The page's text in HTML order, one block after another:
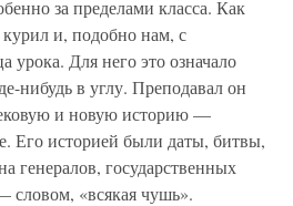
за пределами класса. Как
и, подобно нам, с
урока. Для него это означало
нибудь в углу. Преподавал он
и новую историю —
Его историей были даты, битвы,
генералов, государственных
словом, «всякая чушь».